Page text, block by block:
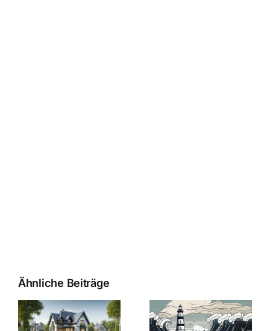
Ähnliche Beiträge
Bauzinsen im
Sturm: Die
Die Evolution
der